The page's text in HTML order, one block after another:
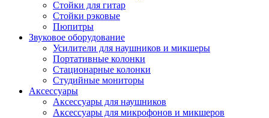
Стойки для гитар
Стойки рэковые
Пюпитры
Звуковое оборудование
Усилители для наушников и микшеры
Портативные колонки
Стационарные колонки
Студийные мониторы
Аксессуары
Аксессуары для наушников
Аксессуары для микрофонов и микшеров